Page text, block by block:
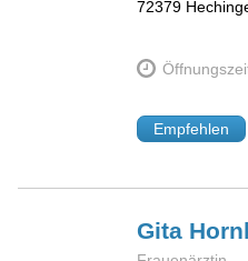
72379
Empfehlen
Gita